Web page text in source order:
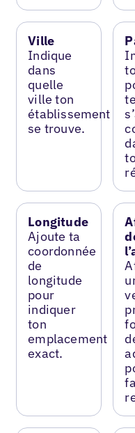
Ville
Indique
dans
quelle
ville ton
établissement
se trouve.
Longitude
Ajoute ta
coordonnée
de
longitude
pour
indiquer
ton
emplacement
exact.